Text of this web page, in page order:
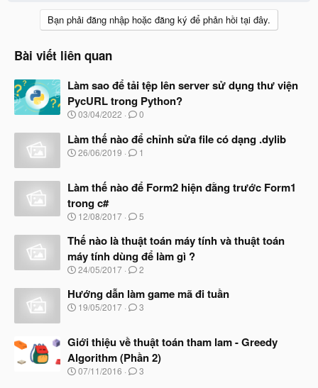
Bạn phải đăng nhập hoặc đăng ký để phản hồi tại đây.
Bài viết liên quan
Làm sao để tải tệp lên server sử dụng thư viện
PycURL trong Python?
N
à
y
b
đ
ầ
u
03/04/2022 0
Làm thế nào để chỉnh sửa file có dạng .dylib
N
y
ắ
t
ầ
u
26/06/2019 1
Làm thế nào để Form2 hiện đằng trước Form1
trong c#
N
à
b
ắ
đ
ầ
12/08/2017 5
Thế nào là thuật toán máy tính và thuật toán
máy tính dùng để làm gì ?
N
à
y
b
t
đ
ầ
u
24/05/2017 2
Hướng dẫn làm game mã đi tuần
N
y
ắ
t
19/05/2017 3
Giới thiệu về thuật toán tham lam - Greedy
Algorithm (Phần 2)
N
07/11/2016 3